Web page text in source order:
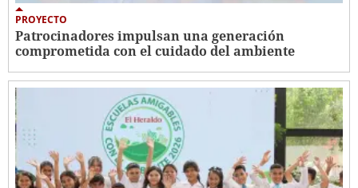
PROYECTO
Patrocinadores impulsan una generación
comprometida con el cuidado del ambiente